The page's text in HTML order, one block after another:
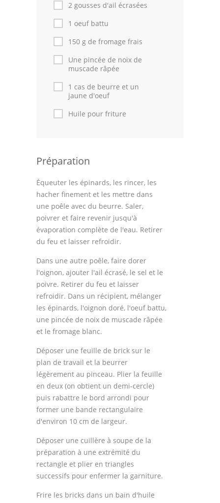
2 gousses d'ail écrasées
1 oeuf battu
150 g de fromage frais
Une pincée de noix de
muscade râpée
1 cas de beurre et un
jaune d'oeuf
Huile pour friture
Préparation
Équeuter les épinards, les rincer, les
hacher finement et les mettre dans
une poêle avec du beurre. Saler,
poivrer et faire revenir jusqu'à
évaporation complète de l'eau. Retirer
du feu et laisser refroidir.
Dans une autre poêle, faire dorer
l'oignon, ajouter l'ail écrasé, le sel et le
poivre. Retirer du feu et laisser
refroidir. Dans un récipient, mélanger
les épinards, l'oignon doré, l'oeuf battu,
une pincée de noix de muscade râpée
et le fromage blanc.
Déposer une feuille de brick sur le
plan de travail et la beurrer
légèrement au pinceau. Plier la feuille
en deux (on obtient un demi-cercle)
puis rabattre le bord arrondi pour
former une bande rectangulaire
d'environ 10 cm de largeur.
Déposer une cuillère à soupe de la
préparation à une extrémité du
rectangle et plier en triangles
successifs pour enfermer la garniture.
Frire les bricks dans un bain d'huile